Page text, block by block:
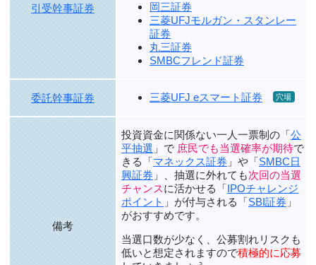
引受幹事証券
岡三証券
三菱UFJモルガン・スタンレー
証券
丸三証券
SMBCフレンド証券
委託幹事証券 三菱UFJ eスマート証券
備考
投資資金に関係ない一人一票制の「公
平抽選 」で 庶民でも当選確率が期待で
きる「マネックス証券 」や「SMBC日
興証券 」、抽選に外れても次回の当選
チャンスに活かせる「IPOチャレンジ
ポイント 」が付与される「SBI証券 」
がおすすめです。
当選口数が少なく、公募割れリスクも
低いと想定されますので積極的に応募